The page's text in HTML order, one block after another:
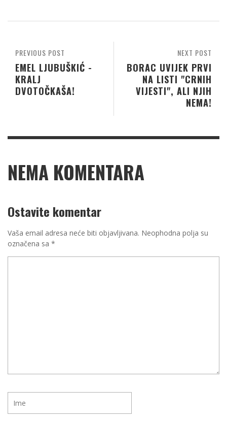
NEXT POST
BORAC UVIJEK PRVI
NA LISTI "CRNIH
VIJESTI", ALI NJIH
NEMA!
PREVIOUS POST
EMEL LJUBUŠKIĆ -
KRALJ
DVOTOČKAŠA!
NEMA KOMENTARA
Ostavite komentar
Vaša email adresa neće biti objavljivana. Neophodna polja su
označena sa *